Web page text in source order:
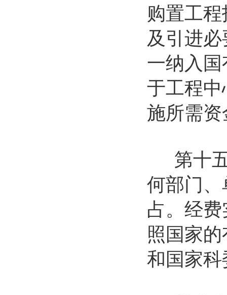
购置工
及引进
一纳入
于工程
施所需
第十五
何部门
占。经
照国家
和国家